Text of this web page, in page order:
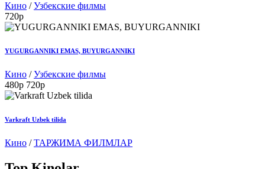
Кино /Узбекские филмы
720p
YUGURGANNIKI EMAS, BUYURGANNIKI
Кино /Узбекские филмы
480p 720p
Varkraft Uzbek tilida
Кино /ТАРЖИМА ФИЛМЛАР